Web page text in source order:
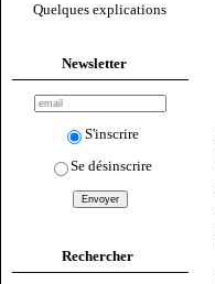
Quelques explications
Newsletter
S'inscrire
Se désinscrire
Rechercher